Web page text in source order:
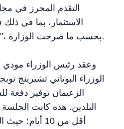
التقدم المحرز في
الاستثمار، بما في
Gelephu Mindfulness"، بحسب ما صرحت الوزارة.
وعقد رئيس الوزراء
الوزراء البوتاني تشيرينج
الزعيمان توفير دفعة
البلدين. هذه كانت الجلسة